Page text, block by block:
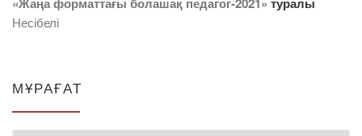
Несібелі
МҰРАҒАТ